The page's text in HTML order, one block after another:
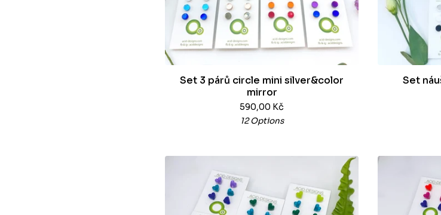
Set 3 párů circle mini silver&color
mirror
590,00 Kč
12 Options
Set